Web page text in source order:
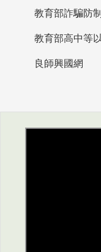
教育部詐騙防
良師興國網